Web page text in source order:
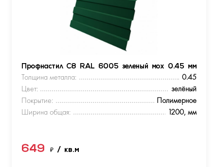
Профнастил С8 RAL 6005 зеленый мох 0.45 мм
Толщина металла:
0.45
Цвет:
зелёный
Покрытие:
Полимерное
Ширина общая:
1200, мм
649 ₽ / кв.м